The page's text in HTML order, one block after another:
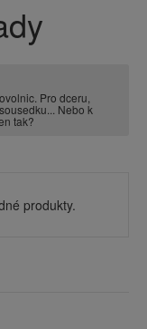
Pro dceru,
Nebo k
tak?
produkty.